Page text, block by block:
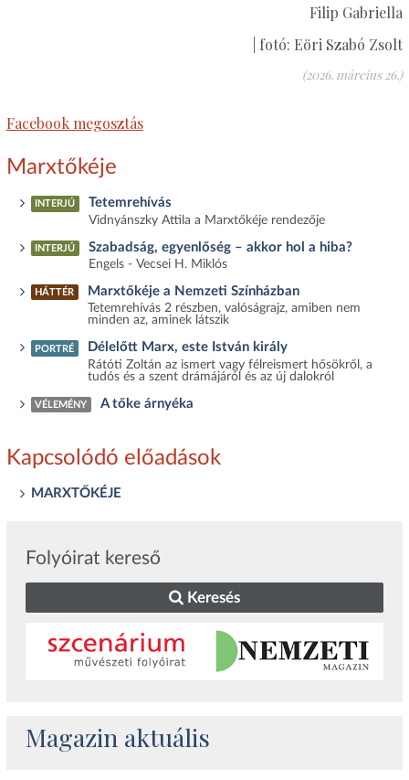
Filip Gabriella
| fotó: Eöri Szabó Zsolt
(2026. március 26.)
Facebook megosztás
Marxtőkéje
INTERJÚ Tetemrehívás
Vidnyánszky Attila a Marxtőkéje rendezője
INTERJÚ Szabadság, egyenlőség – akkor hol a hiba?
Engels - Vecsei H. Miklós
HÁTTÉR Marxtőkéje a Nemzeti Színházban
Tetemrehívás 2 részben, valóságrajz, amiben nem
minden az, aminek látszik
PORTRÉ Délelőtt Marx, este István király
Rátóti Zoltán az ismert vagy félreismert hősökről, a
tudós és a szent drámájáról és az új dalokról
VÉLEMÉNY A tőke árnyéka
Kapcsolódó előadások
MARXTŐKÉJE
Folyóirat kereső
Keresés
Magazin aktuális